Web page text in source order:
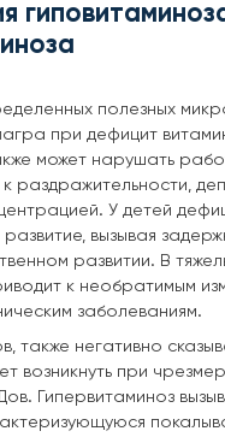
полезных
при дефицит
может нарушать
раздражительности,
У детей
вызывая
развитии. В
к необратимым
заболеваниям.
также негативно
возникнуть при
Гипервитаминоз